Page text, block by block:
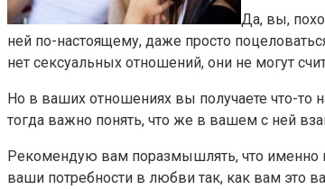
Да, вы,
ней по-настоящему, даже просто
нет сексуальных отношений, они не могут
Но в ваших отношениях вы получаете что-то
тогда важно понять, что же в вашем с ней
Рекомендую вам поразмышлять, что именно
ваши потребности в любви так, как вам это